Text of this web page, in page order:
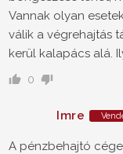
Vannak olyan
válik a végrehajtás
kerül kalapács alá.
0
Imre
A pénzbehajtó